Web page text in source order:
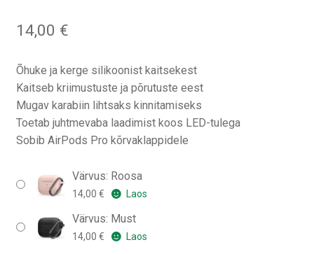
14,00 €
Õhuke ja kerge silikoonist kaitsekest
Kaitseb kriimustuste ja põrutuste eest
Mugav karabiin lihtsaks kinnitamiseks
Toetab juhtmevaba laadimist koos LED-tulega
Sobib AirPods Pro kõrvaklappidele
Värvus: Roosa
14,00 € Laos
Värvus: Must
14,00 € Laos